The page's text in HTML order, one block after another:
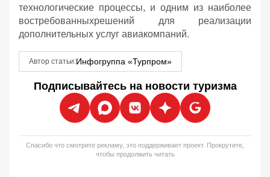
технологические процессы, и одним из наиболее
востребованныхрешений для реализации
дополнительных услуг авиакомпаний.
Автор статьи:Инфогруппа «Турпром»
Подписывайтесь на новости туризма
Спасибо что смотрите рекламу, это поддерживает проект. Прокрутите,
чтобы продолжить читать